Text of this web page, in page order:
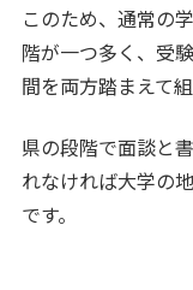
このため、通常の
階が一つ多く、受
間を両方踏まえて
県の段階で面談と
れなければ大学の
です。